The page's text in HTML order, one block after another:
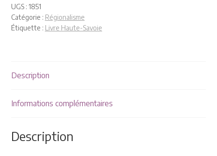
Gravure
Plaquettes et publicités
Nos prochaines manifestations
Rendez-nous visite
UGS : 1851
Catégorie : Régionalisme
Étiquette : Livre Haute-Savoie
Description
Informations complémentaires
Description